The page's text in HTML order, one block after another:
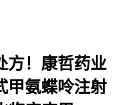
方！康哲药业
甲氨蝶呤注射